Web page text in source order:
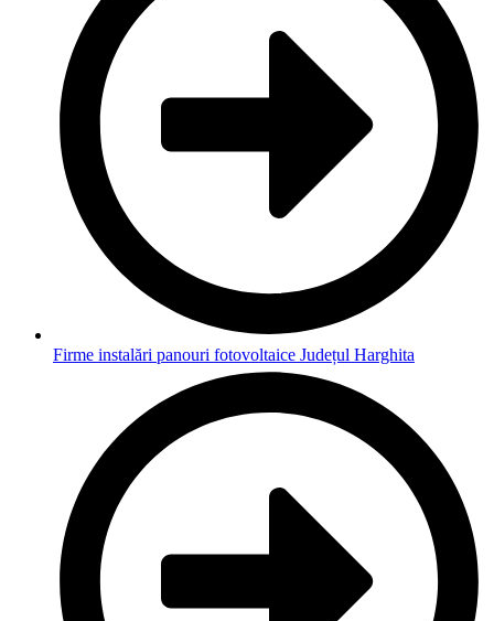
Firme instalări panouri fotovoltaice Județul Harghita